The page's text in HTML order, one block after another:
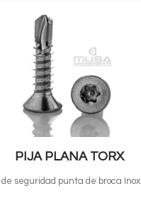
PIJA PLANA TORX
de seguridad punta de broca Inox